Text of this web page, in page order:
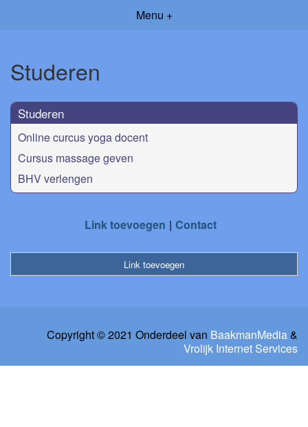
Menu +
Studeren
Studeren
Online curcus yoga docent
Cursus massage geven
BHV verlengen
Link toevoegen Contact
Link toevoegen
Copyright © 2021 Onderdeel van BaakmanMedia&
Vrolijk Internet Services